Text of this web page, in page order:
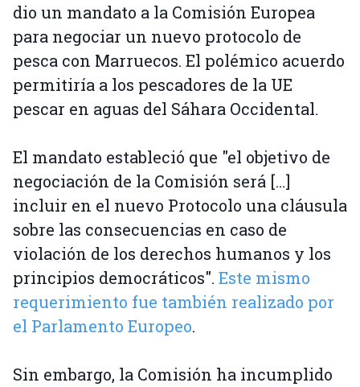
dio un mandato a la Comisión Europea
para negociar un nuevo protocolo de
pesca con Marruecos. El polémico acuerdo
permitiría a los pescadores de la UE
pescar en aguas del Sáhara Occidental.
El mandato estableció que "el objetivo de
negociación de la Comisión será [...]
incluir en el nuevo Protocolo una cláusula
sobre las consecuencias en caso de
violación de los derechos humanos y los
principios democráticos". Este mismo
requerimiento fue también realizado por
el Parlamento Europeo.
Sin embargo, la Comisión ha incumplido